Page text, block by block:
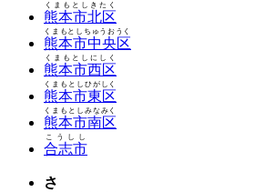
熊本市北区
くまもとしきたく
熊本市中央区
くまもとしちゅうおうく
熊本市西区
くまもとしにしく
熊本市東区
くまもとしひがしく
熊本市南区
くまもとしみなみく
合志市
こうしし
さ